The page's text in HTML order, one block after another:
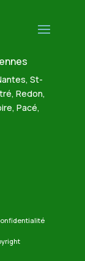
St-
Redon,
Pacé,